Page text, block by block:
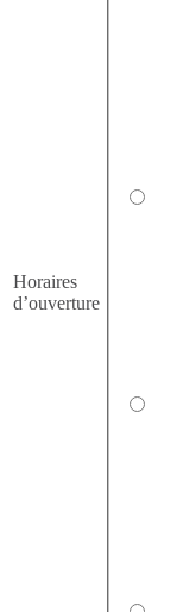
Horaires
d’ouverture